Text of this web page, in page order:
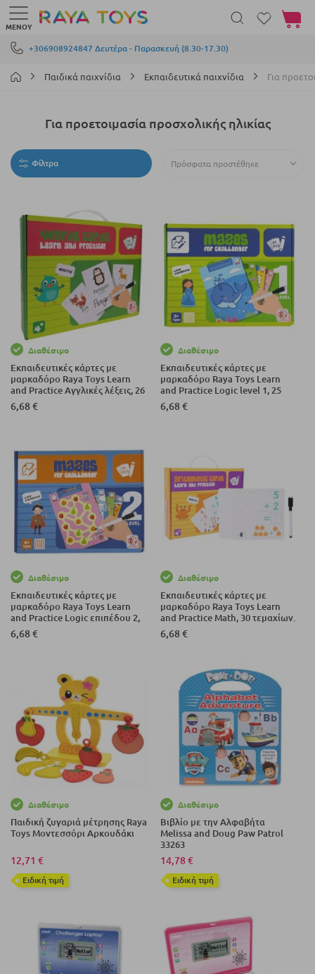
Μετάβαση στο περιεχόμενο
+306908924847 Δευτέρα - Παρασκευή (8.30-17.30)
ΜΕΝΟΎ
Το
Παιδικά παιχνίδια Εκπαιδευτικά παιχνίδια Για
Για προετοιμασία προσχολικής ηλικίας
Φίλτρα
Διαθέσιμο
Εκπαιδευτικές κάρτες με
μαρκαδόρο Raya Toys Learn
and Practice Αγγλικές λέξεις, 26
τεμαχίων.
6,68 €
Διαθέσιμο
Εκπαιδευτικές κάρτες με
μαρκαδόρο Raya Toys Learn
and Practice Logic level 1, 25
τεμαχίων.
6,68 €
Διαθέσιμο
Εκπαιδευτικές κάρτες με
μαρκαδόρο Raya Toys Learn
and Practice Logic επιπέδου 2,
25 τεμαχίων.
6,68 €
Διαθέσιμο
Εκπαιδευτικές κάρτες με
μαρκαδόρο Raya Toys Learn
and Practice Math, 30 τεμαχίων.
6,68 €
Διαθέσιμο
Παιδική ζυγαριά μέτρησης Raya
Toys Μοντεσσόρι Αρκουδάκι
12,71 €
Eιδική τιμή
Διαθέσιμο
Βιβλίο με την Αλφαβήτα
Melissa and Doug Paw Patrol
33263
14,78 €
Eιδική τιμή